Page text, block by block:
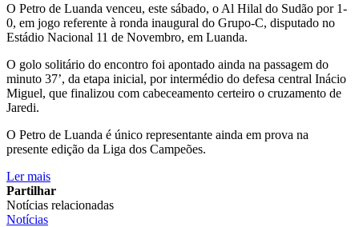
O Petro de Luanda venceu, este sábado, o Al Hilal do Sudão por 1-
0, em jogo referente à ronda inaugural do Grupo-C, disputado no
Estádio Nacional 11 de Novembro, em Luanda.
O golo solitário do encontro foi apontado ainda na passagem do
minuto 37’, da etapa inicial, por intermédio do defesa central Inácio
Miguel, que finalizou com cabeceamento certeiro o cruzamento de
Jaredi.
O Petro de Luanda é único representante ainda em prova na
presente edição da Liga dos Campeões.
Ler mais
Partilhar
Notícias relacionadas
Notícias